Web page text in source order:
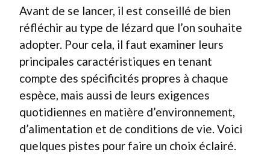
Avant de se lancer, il est conseillé de bien
réfléchir au type de lézard que l’on souhaite
adopter. Pour cela, il faut examiner leurs
principales caractéristiques en tenant
compte des spécificités propres à chaque
espèce, mais aussi de leurs exigences
quotidiennes en matière d’environnement,
d’alimentation et de conditions de vie. Voici
quelques pistes pour faire un choix éclairé.